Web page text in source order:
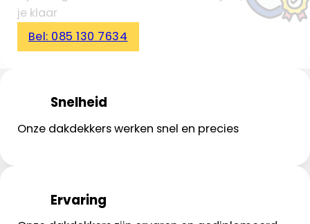
je klaar
Bel: 085 130 7634
Snelheid
Onze dakdekkers werken snel en precies
Ervaring